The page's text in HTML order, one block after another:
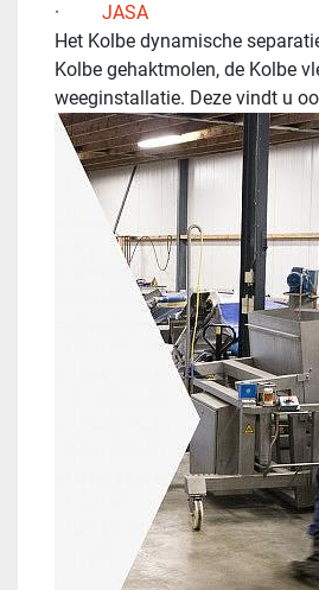
· JASA
Het Kolbe dynamische
Kolbe gehaktmolen, de Kolbe
weeginstallatie. Deze vindt u